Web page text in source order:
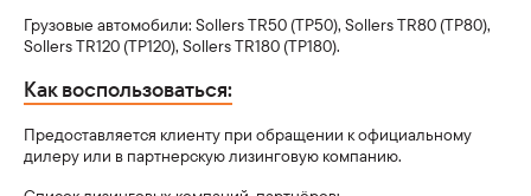
Sollers ST6/СТ6
Выбрать онлайнУзнать больше
Sollers ST8/СТ8
Онлайн-витрина
Найти дилера
Запись на тест-драйв
Сервисный контракт
Сервисные предложения
Новые регионы
Помощь:
Поддержка клиентов
Грузовые автомобили: Sollers TR50 (ТР50), Sollers TR80 (ТР80),
Sollers TR120 (ТР120), Sollers TR180 (ТР180).
Как воспользоваться:
Предоставляется клиенту при обращении к официальному
дилеру или в партнерскую лизинговую компанию.